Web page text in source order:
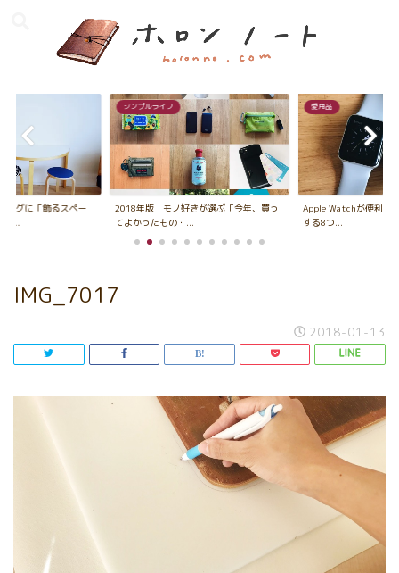
ングに「飾るスペー
シンプルライフ
2018年版 モノ好きが選ぶ「今年、買っ
てよかったもの・...
愛用品
Apple Watchが便利す
する8つ...
IMG_7017
2018-01-13